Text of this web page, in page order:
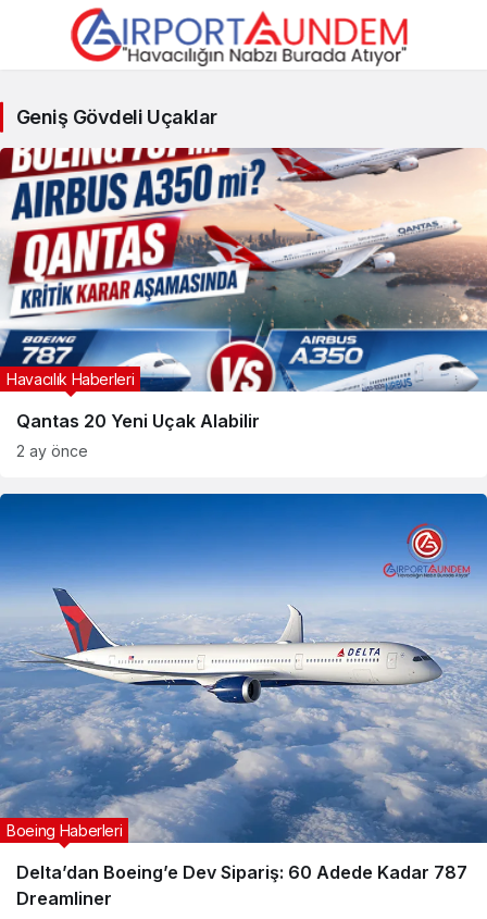
Gövdeli
Uçaklar
Haberleri
Geniş Gövdeli Uçaklar
Qantas 20 Yeni Uçak Alabilir
Havacılık Haberleri
2 ay önce
Delta’dan Boeing’e Dev Sipariş: 60 Adede Kadar 787
Dreamliner
Boeing Haberleri